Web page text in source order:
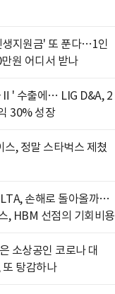
생지원금' 또 푼다…1인
원 어디서 받나
Ⅱ' 수출에… LIG D&A, 2
30% 성장
스, 정말 스타벅스 제쳤
손해로 돌아올까…
, HBM 선점의 기회비용
소상공인 코로나 대
탕감하나